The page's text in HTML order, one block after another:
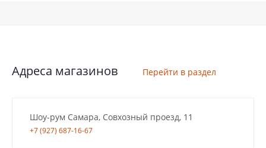
Адреса магазинов Перейти в раздел
Шоу-рум Самара, Совхозный проезд, 11
+7 (927) 687-16-67